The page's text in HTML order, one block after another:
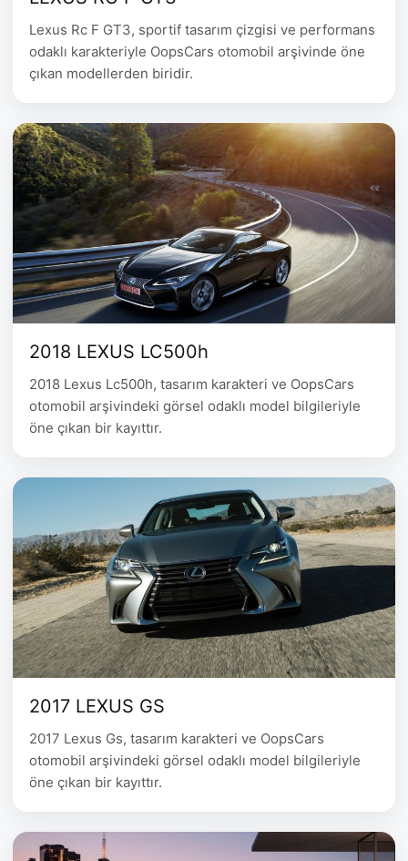
Lexus Rc F GT3, sportif tasarım çizgisi ve performans
odaklı karakteriyle OopsCars otomobil arşivinde öne
çıkan modellerden biridir.
2018 LEXUS LC500h
2018 Lexus Lc500h, tasarım karakteri ve OopsCars
otomobil arşivindeki görsel odaklı model bilgileriyle
öne çıkan bir kayıttır.
2017 LEXUS GS
2017 Lexus Gs, tasarım karakteri ve OopsCars
otomobil arşivindeki görsel odaklı model bilgileriyle
öne çıkan bir kayıttır.